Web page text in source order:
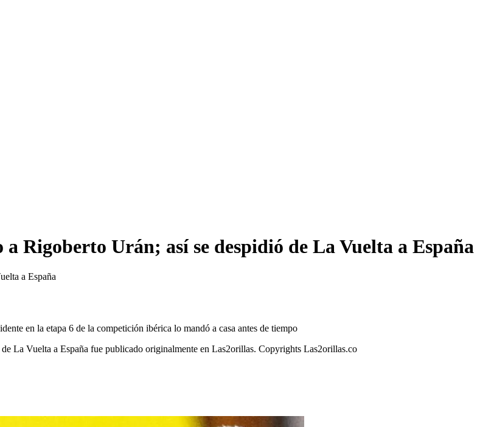
Rigoberto Urán; así se despidió de La Vuelta a España
en la etapa 6 de la competición ibérica lo mandó a casa antes de tiempo
La Vuelta a España fue publicado originalmente en Las2orillas. Copyrights Las2orillas.co